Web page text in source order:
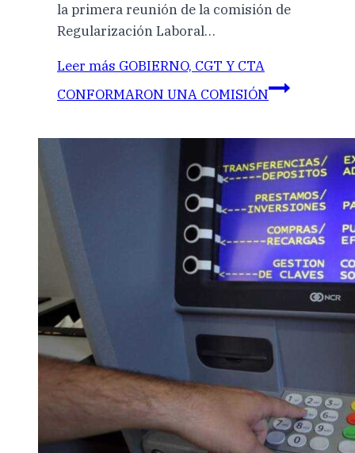
la primera reunión de la comisión de
Regularización Laboral…
Leer más GOBIERNO, CGT Y CTA
CONFORMARON UNA COMISIÓN